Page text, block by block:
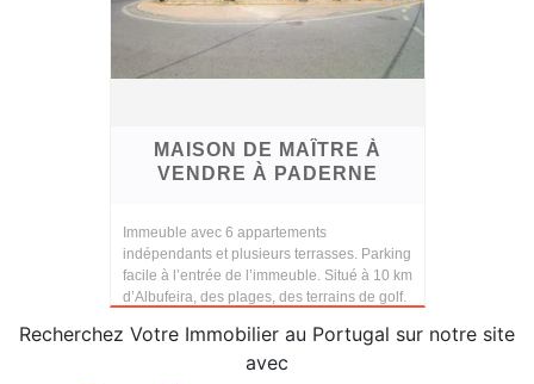
MAISON DE MAÎTRE À
VENDRE À PADERNE
Immeuble avec 6 appartements
indépendants et plusieurs terrasses. Parking
facile à l’entrée de l’immeuble. Situé à 10 km
d’Albufeira, des plages, des terrains de golf.
Recherchez Votre Immobilier au Portugal sur notre site
avec